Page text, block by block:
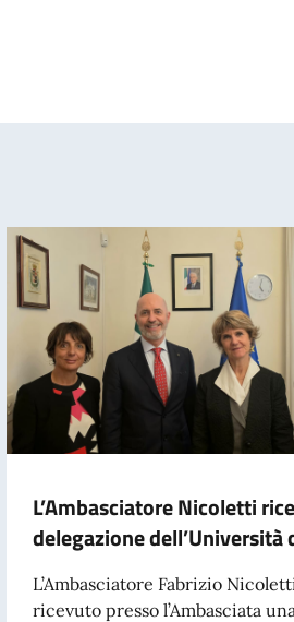
L’Ambasciatore Nicoletti
delegazione dell’Università
L’Ambasciatore Fabrizio
ricevuto presso l’Ambasciata una